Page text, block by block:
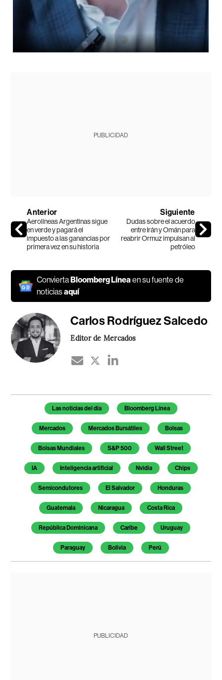
PUBLICIDAD
Anterior
Aerolíneas Argentinas sigue
en verde y pagará el
impuesto a las ganancias por
primera vez en su historia
Siguiente
Dudas sobre el acuerdo
entre Irán y Omán para
reabrir Ormuz impulsan al
petróleo
ConviertaBloomberg Líneaen su fuente de
noticiasaquí
Carlos Rodríguez Salcedo
Editor de Mercados
Temas de este artículo
Las noticias del día Bloomberg Línea
Mercados Mercados Bursátiles Bolsas
Bolsas Mundiales S&P 500 Wall Street
IA Inteligencia artificial Nvidia Chips
Semicondutores El Salvador Honduras
Guatemala Nicaragua Costa Rica
República Dominicana Caribe Uruguay
Paraguay Bolivia Perú
PUBLICIDAD